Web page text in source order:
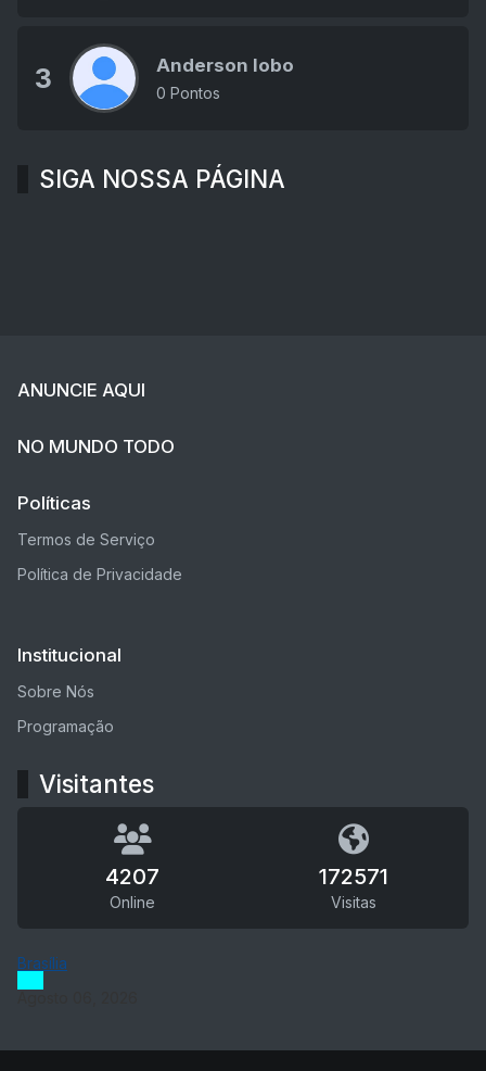
3 Anderson lobo
0 Pontos
SIGA NOSSA PÁGINA
ANUNCIE AQUI
NO MUNDO TODO
Políticas
Termos de Serviço
Política de Privacidade
Institucional
Sobre Nós
Programação
Visitantes
4207
Online
172571
Visitas
Brasília